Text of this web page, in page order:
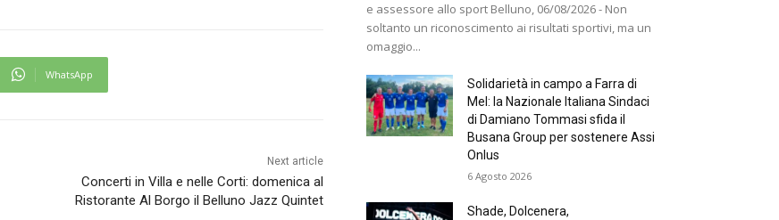
WhatsApp
Next article
Concerti in Villa e nelle Corti: domenica al
Ristorante Al Borgo il Belluno Jazz Quintet
e assessore allo sport Belluno, 06/08/2026 - Non
soltanto un riconoscimento ai risultati sportivi, ma un
omaggio...
Solidarietà in campo a Farra di
Mel: la Nazionale Italiana Sindaci
di Damiano Tommasi sfida il
Busana Group per sostenere Assi
Onlus
6 Agosto 2026
Shade, Dolcenera,